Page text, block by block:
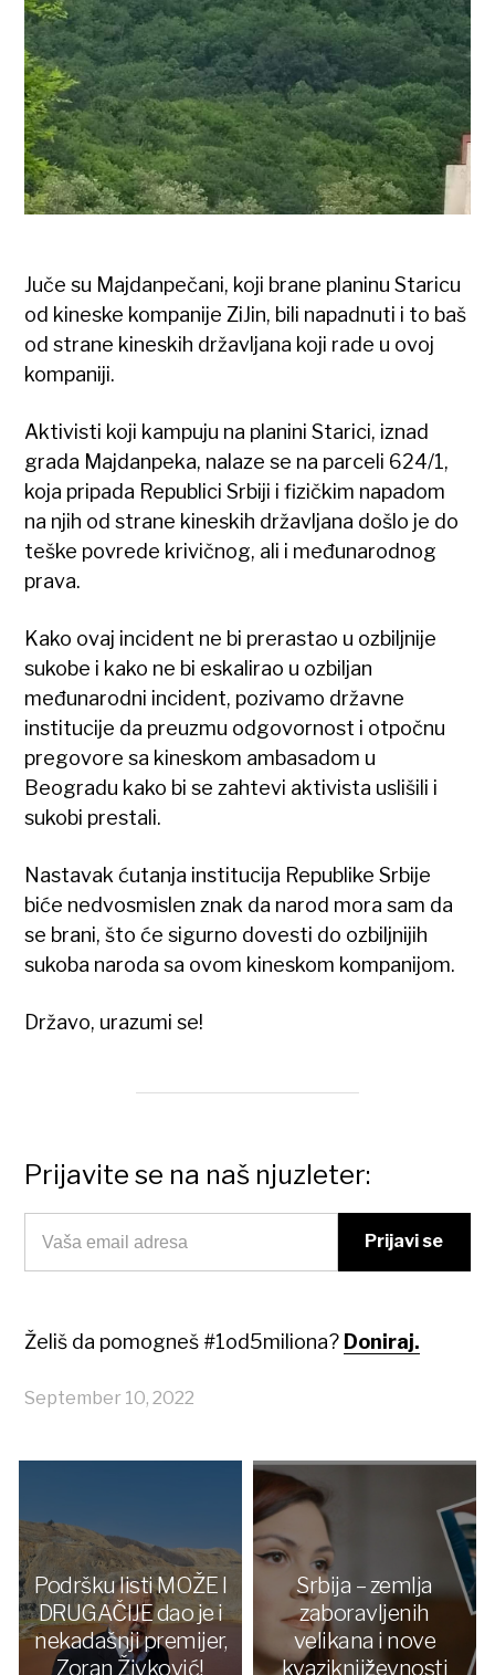
Juče su Majdanpečani, koji brane planinu Staricu
od kineske kompanije ZiJin, bili napadnuti i to baš
od strane kineskih državljana koji rade u ovoj
kompaniji.
Aktivisti koji kampuju na planini Starici, iznad
grada Majdanpeka, nalaze se na parceli 624/1,
koja pripada Republici Srbiji i fizičkim napadom
na njih od strane kineskih državljana došlo je do
teške povrede krivičnog, ali i međunarodnog
prava.
Kako ovaj incident ne bi prerastao u ozbiljnije
sukobe i kako ne bi eskalirao u ozbiljan
međunarodni incident, pozivamo državne
institucije da preuzmu odgovornost i otpočnu
pregovore sa kineskom ambasadom u
Beogradu kako bi se zahtevi aktivista uslišili i
sukobi prestali.
Nastavak ćutanja institucija Republike Srbije
biće nedvosmislen znak da narod mora sam da
se brani, što će sigurno dovesti do ozbiljnijih
sukoba naroda sa ovom kineskom kompanijom.
Državo, urazumi se!
Prijavite se na naš njuzleter:
Želiš da pomogneš #1od5miliona? Doniraj.
September 10, 2022
Podršku listi MOŽE I
DRUGAČIJE dao je i
nekadašnji premijer,
Zoran Živković!
Srbija – zemlja
zaboravljenih
velikana i nove
kvaziknjiževnosti